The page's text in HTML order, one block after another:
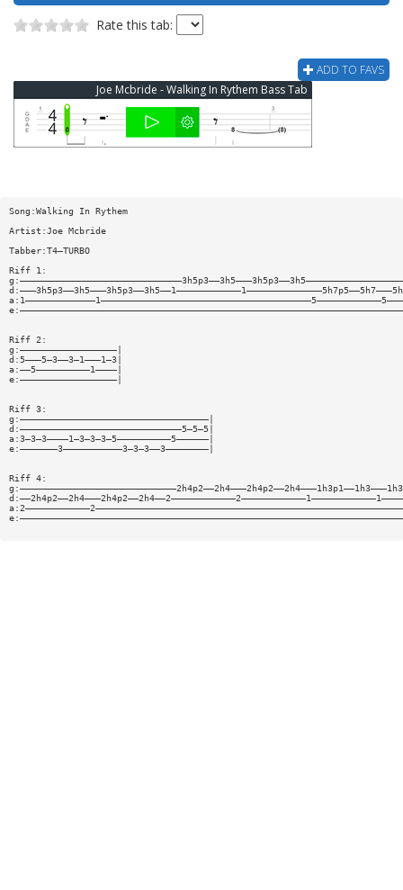
Rate this tab:
ADD TO FAVS
Joe Mcbride - Walking In Rythem Bass Tab
Song:Walking In Rythem
Artist:Joe Mcbride
Tabber:T4—TURBO
Riff 1:
Riff 2:
g:——————————————————|
d:5———5—3——3—1———1—3|
a:——5——————————1————|
e:——————————————————|
Riff 3:
g:———————————————————————————————————|
d:——————————————————————————————5—5—5|
a:3—3—3————1—3—3—3—5——————————5——————|
e:———————3———————————3—3—3——3————————|
Riff 4: